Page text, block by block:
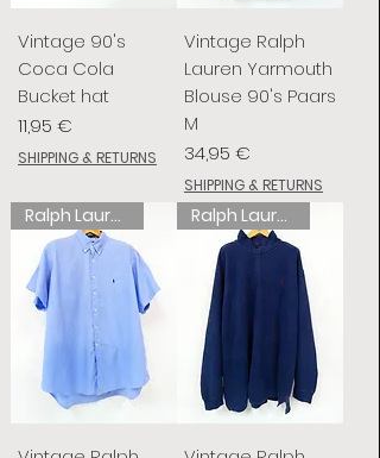
Vintage 90's
Coca Cola
Bucket hat
Preis
11,95 €
SHIPPING & RETURNS
Vintage Ralph
Lauren Yarmouth
Blouse 90's Paars
M
Preis
34,95 €
SHIPPING & RETURNS
Ralph Lauren Ralph Lauren